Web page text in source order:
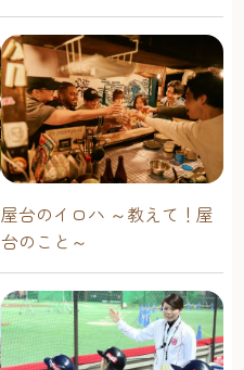
屋台のイロハ ～教えて！屋
台のこと～